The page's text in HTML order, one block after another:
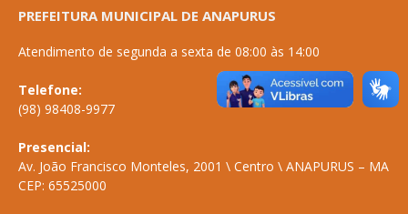
PREFEITURA MUNICIPAL DE ANAPURUS
Atendimento de segunda a sexta de 08:00 às 14:00
Telefone:
(98) 98408-9977
Presencial:
Av. João Francisco Monteles, 2001 \ Centro \ ANAPURUS – MA
CEP: 65525000